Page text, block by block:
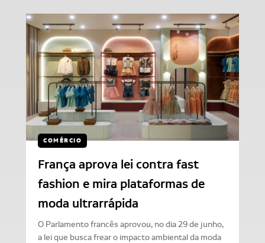
COMÉRCIO
França aprova lei contra fast
fashion e mira plataformas de
moda ultrarrápida
O Parlamento francês aprovou, no dia 29 de junho,
a lei que busca frear o impacto ambiental da moda